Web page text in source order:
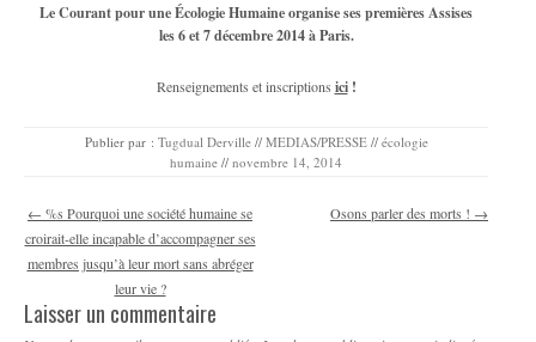
Le Courant pour une Écologie Humaine organise ses premières Assises
les 6 et 7 décembre2014à Paris.
Renseignements et inscriptions ici!
Publier par : Tugdual Derville // MEDIAS/PRESSE // écologie
humaine // novembre 14, 2014
Navigation des articles
← %s Pourquoi une société humaine se
croirait-elle incapable d’accompagner ses
membres jusqu’à leur mort sans abréger
leur vie ?
Osons parler des morts ! →
Laisser un commentaire